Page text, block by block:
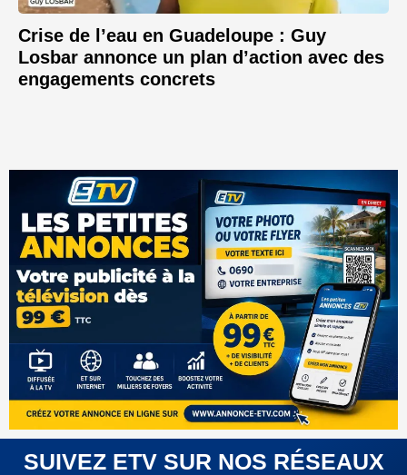
Crise de l’eau en Guadeloupe : Guy
Losbar annonce un plan d’action avec des
engagements concrets
SUIVEZ ETV SUR NOS RÉSEAUX